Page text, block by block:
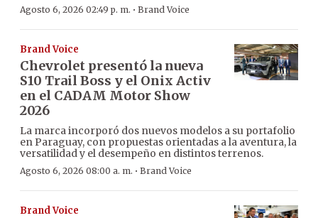
Agosto 6, 2026 02:49 p. m. · Brand Voice
Brand Voice
Chevrolet presentó la nueva
S10 Trail Boss y el Onix Activ
en el CADAM Motor Show
2026
La marca incorporó dos nuevos modelos a su portafolio
en Paraguay, con propuestas orientadas a la aventura, la
versatilidad y el desempeño en distintos terrenos.
Agosto 6, 2026 08:00 a. m. · Brand Voice
Brand Voice